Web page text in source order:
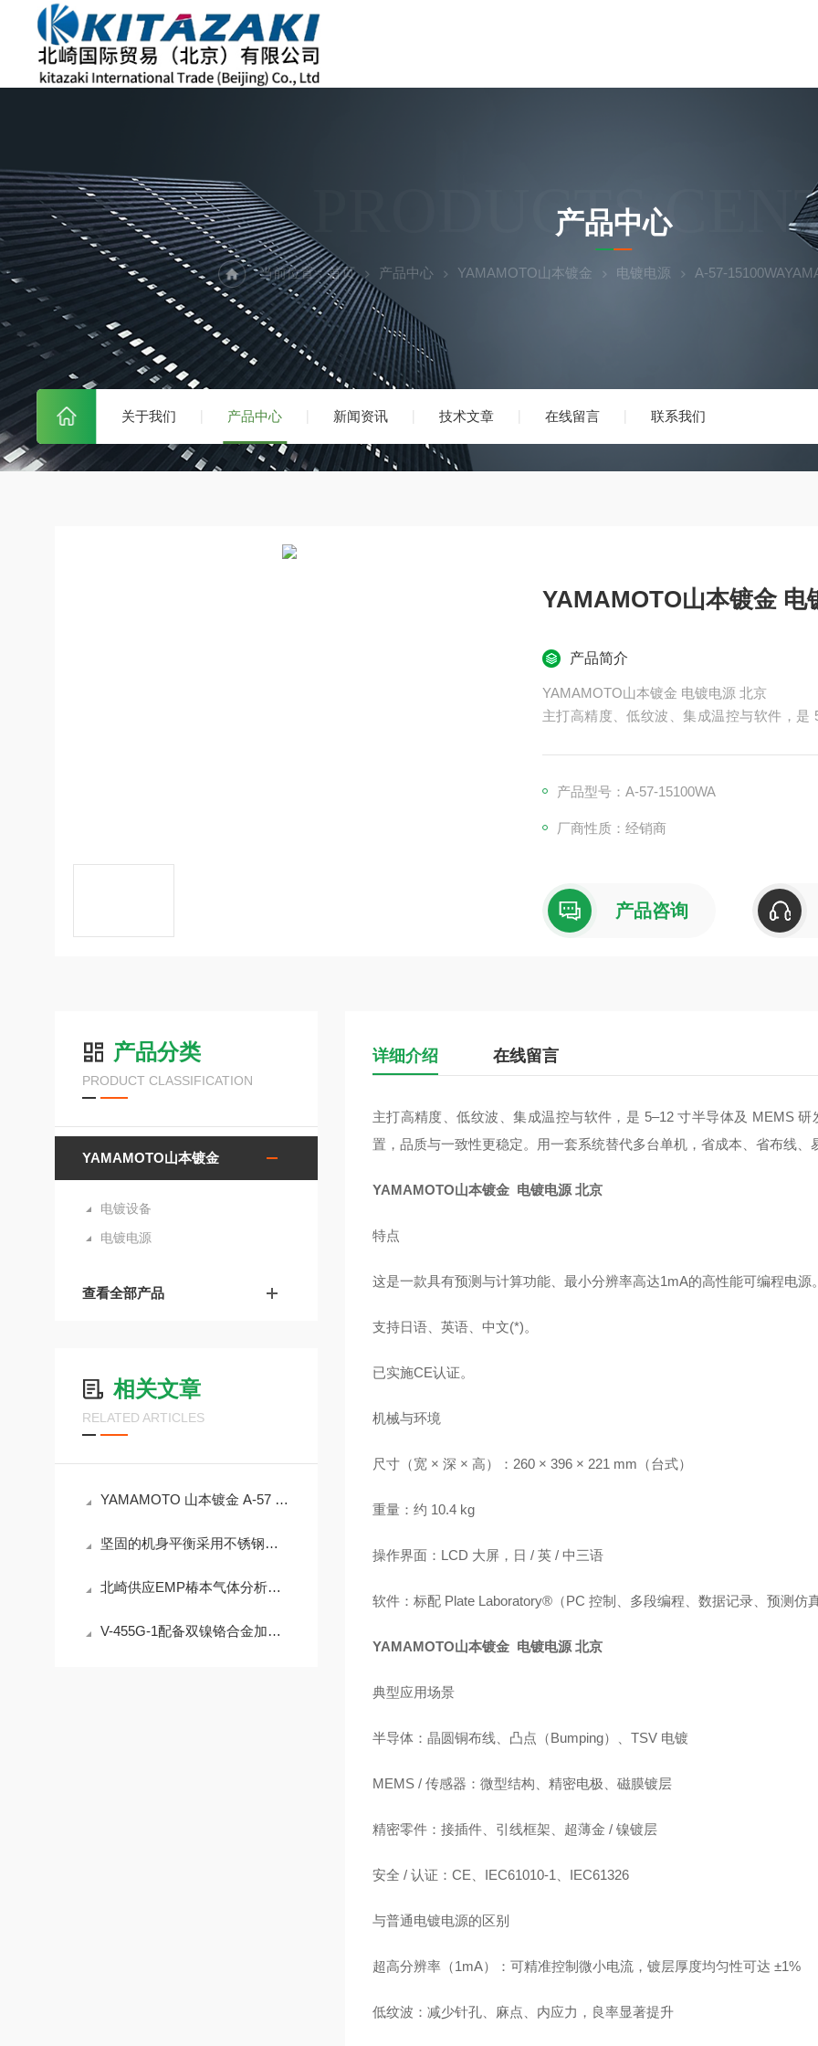
关于我们 产品中心 新闻资讯 技术文章 在线留言 联系我们
PRODUCTS
产品中心
当前位置：首页 产品中心 YAMAMOTO山本镀金 电镀电源 A-57-
产品简介
YAMAMOTO山本镀金 电镀电源 北京
主打高精度、低纹波、集成温控与软件，
产品型号：A-57-15100WA
厂商性质：经销商
产品咨询
产品分类
PRODUCT CLASSIFICATION
YAMAMOTO山本镀金
电镀设备
电镀电源
查看全部产品
相关文章
RELATED ARTICLES
YAMAMOTO 山本镀金 A-57 系列可编程精密电镀电源技术解析
坚固的机身平衡采用不锈钢外壳（SUS304），防锈、耐腐蚀CJ-620
北崎供应EMP椿本气体分析仪机动气泵GS-6EA
V-455G-1配备双镍铬合金加热条，配合±1℃温控系统，确保封口强度无气泡
详细介绍 在线留言
主打高精度、低纹波、集成温控与软件，是 5–12 寸半导体及 MEMS
置，品质与一致性更稳定。用一套系统替代多台单机，省成本、省布线、
YAMAMOTO山本镀金 电镀电源 北京
特点
这是一款具有预测与计算功能、最小分辨率高达1mA的高性能可编程电源
支持日语、英语、中文(*)。
已实施CE认证。
机械与环境
尺寸（宽 × 深 × 高）：260 × 396 × 221 mm（台式）
重量：约 10.4 kg
操作界面：LCD 大屏，日 / 英 / 中三语
软件：标配 Plate Laboratory®（PC 控制、多段编程、数据记录、预测仿
YAMAMOTO山本镀金 电镀电源 北京
典型应用场景
半导体：晶圆铜布线、凸点（Bumping）、TSV 电镀
MEMS / 传感器：微型结构、精密电极、磁膜镀层
精密零件：接插件、引线框架、超薄金 / 镍镀层
安全 / 认证：CE、IEC61010-1、IEC61326
与普通电镀电源的区别
超高分辨率（1mA）：可精准控制微小电流，镀层厚度均匀性可达 ±1%
低纹波：减少针孔、麻点、内应力，良率显著提升